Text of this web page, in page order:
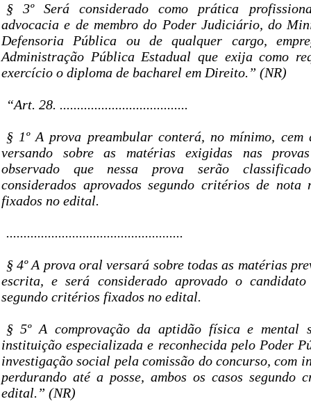
§ 3º Será considerado como prática
advocacia e de membro do Poder Judiciário, do
Defensoria Pública ou de qualquer cargo,
Administração Pública Estadual que exija como
exercício o diploma de bacharel em Direito.” (NR)
“Art. 28. .....................................
§ 1º A prova preambular conterá, no mínimo, cem
versando sobre as matérias exigidas nas
observado que nessa prova serão
considerados aprovados segundo critérios de
fixados no edital.
...................................................
§ 4º A prova oral versará sobre todas as matérias
escrita, e será considerado aprovado o
segundo critérios fixados no edital.
§ 5º A comprovação da aptidão física e mental
instituição especializada e reconhecida pelo Poder
investigação social pela comissão do concurso, com
perdurando até a posse, ambos os casos segundo
edital.” (NR)